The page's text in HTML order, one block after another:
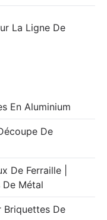
La Ligne De
En Aluminium
De
De Ferraille |
Métal
Briquettes De